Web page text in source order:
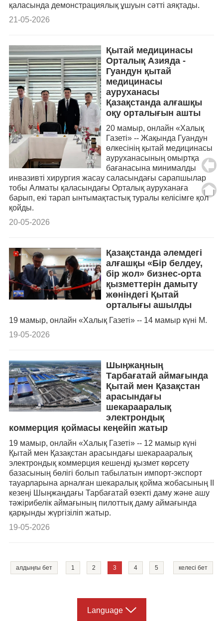
қаласында демонстрациялық ұшуын сәтті аяқтады.
21-05-2026
Қытай медицинасы
Орталық Азияда -
Гуандун қытай
медицинасы
ауруханасы
Қазақстанда алғашқы
оқу орталығын ашты
20 мамыр, онлайн «Халық
Газеті» -- Жақында Гуандун
өлкесінің қытай медицинасы
ауруханасының омыртқа
бағанасына минималды
инвазивті хирургия жасау саласындағы сарапшылар
тобы Алматы қаласындағы Орталық ауруханаға
барып, екі тарап ынтымақтастық туралы келісімге қол
қойды.
20-05-2026
Қазақстанда әлемдегі
алғашқы «Бір белдеу,
бір жол» бизнес-орта
қызметтерін дамыту
жөніндегі Қытай
орталығы ашылды
19 мамыр, онлайн «Халық Газеті» -- 14 мамыр күні М.
19-05-2026
Шыңжаңның
Тарбағатай аймағында
Қытай мен Қазақстан
арасындағы
шекарааралық
электрондық
коммерция қоймасы кеңейіп жатыр
19 мамыр, онлайн «Халық Газеті» -- 12 мамыр күні
Қытай мен Қазақстан арасындағы шекарааралық
электрондық коммерция кешенді қызмет көрсету
базасының бөлігі болып табылатын импорт-экспорт
тауарларына арналған шекаралық қойма жобасының II
кезеңі Шыңжаңдағы Тарбағатай өзекті даму және ашу
тәжірибелік аймағының пилоттық даму аймағында
қарқынды жүргізіліп жатыр.
19-05-2026
алдыңғы бет 1 2 3 4 5 келесі бет
Language